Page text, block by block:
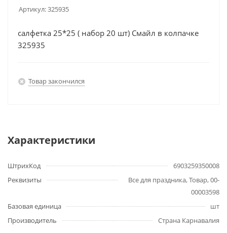
Артикул:325935
салфетка 25*25 ( набор 20 шт) Смайл в колпачке
325935
Товар закончился
Характеристики
ШтрихКод
6903259350008
Реквизиты
Все для праздника, Товар, 00-
00003598
Базовая единица
шт
Производитель
Страна Карнавалия